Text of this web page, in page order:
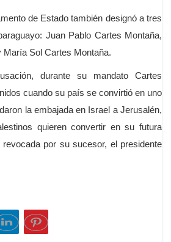
de Estado también designó a tres
Juan Pablo Cartes Montaña,
Sol Cartes Montaña.
durante su mandato Cartes
cuando su país se convirtió en uno
la embajada en Israel a Jerusalén,
quieren convertir en su futura
por su sucesor, el presidente